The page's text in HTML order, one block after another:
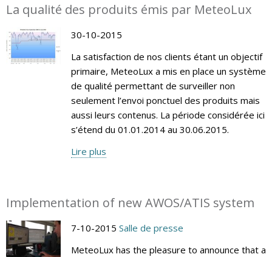
La qualité des produits émis par MeteoLux
30-10-2015
La satisfaction de nos clients étant un objectif
primaire, MeteoLux a mis en place un système
de qualité permettant de surveiller non
seulement l’envoi ponctuel des produits mais
aussi leurs contenus. La période considérée ici
s’étend du 01.01.2014 au 30.06.2015.
Lire plus
Implementation of new AWOS/ATIS system
7-10-2015 Salle de presse
MeteoLux has the pleasure to announce that a